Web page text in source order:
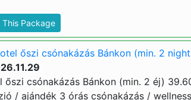
This Package
őszi csónakázás Bánkon (min. 2
őszi csónakázás Bánkon (min. 2 éj)
/ ajándék 3 órás csónakázás /